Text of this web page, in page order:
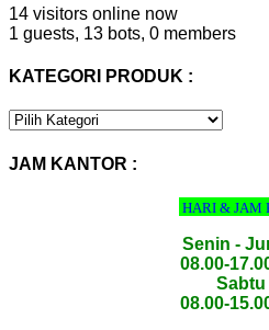
14 visitors online now
1 guests, 13 bots, 0 members
KATEGORI PRODUK :
KATEGORI
JAM KANTOR :
HARI & JAM
Senin -
08.00-
Sabtu
08.00-